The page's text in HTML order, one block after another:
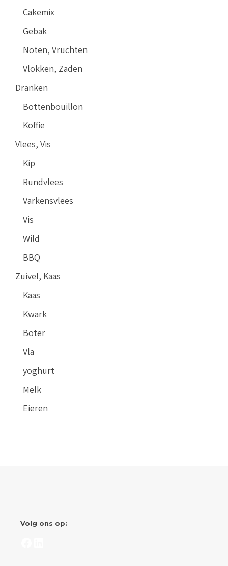
Cakemix
Gebak
Noten, Vruchten
Vlokken, Zaden
Dranken
Bottenbouillon
Koffie
Vlees, Vis
Kip
Rundvlees
Varkensvlees
Vis
Wild
BBQ
Zuivel, Kaas
Kaas
Kwark
Boter
Vla
yoghurt
Melk
Eieren
Volg ons op: